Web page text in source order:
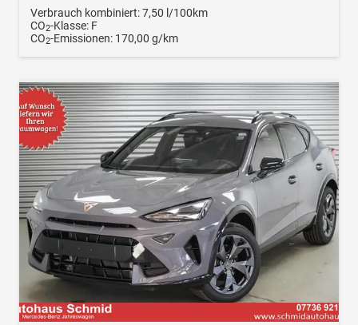
Verbrauch kombiniert:7,50 l/100km
CO2-Klasse: F
CO2-Emissionen: 170,00 g/km